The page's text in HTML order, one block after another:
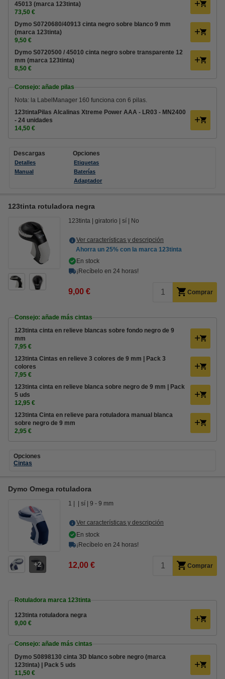
45013 (marca 123tinta)
73,50 €
Dymo S0720680/40913 cinta negro sobre blanco 9 mm
(marca 123tinta)
9,50 €
Dymo S0720500 / 45010 cinta negro sobre transparente 12
mm (marca 123tinta)
8,50 €
Consejo: añade pilas
Nota: la LabelManager 160 funciona con 6 pilas.
123tintaPilas Alcalinas Xtreme Power AAA - LR03 - MN2400
- 24 unidades
14,50 €
Descargas
Detalles
Manual
Opciones
Etiquetas
Baterías
Adaptador
123tinta rotuladora negra
123tinta giratorio sí No
Ver características y descripción
Ahorra un 25% con la marca 123tinta
En stock
¡Recíbelo en 24 horas!
9,00 € Comprar
Consejo: añade más cintas
123tinta cinta en relieve blancas sobre fondo negro de 9
mm
7,95 €
123tinta Cintas en relieve 3 colores de 9 mm | Pack 3
colores
7,95 €
123tinta cinta en relieve blanca sobre negro de 9 mm | Pack
5 uds
12,95 €
123tinta Cinta en relieve para rotuladora manual blanca
sobre negro de 9 mm
2,95 €
Opciones
Cintas
Dymo Omega rotuladora
2
1 sí 9 - 9 mm
Ver características y descripción
En stock
¡Recíbelo en 24 horas!
12,00 € Comprar
Rotuladora marca 123tinta
123tinta rotuladora negra
9,00 €
Consejo: añade más cintas
Dymo S0898130 cinta 3D blanco sobre negro (marca
123tinta) | Pack 5 uds
11,50 €